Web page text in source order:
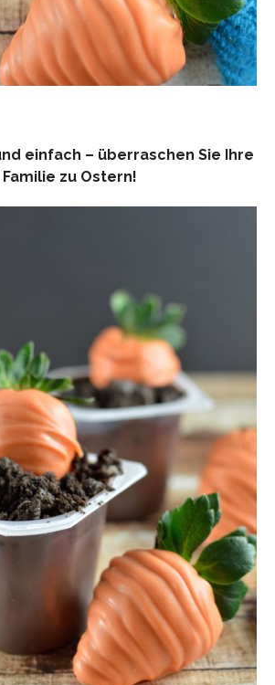
einfach – überraschen Sie Ihre
Familie zu Ostern!